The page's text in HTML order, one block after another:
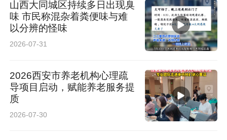
山西大同城区持续多日出现臭
味 市民称混杂着粪便味与难
以分辨的怪味
2026-07-31
2026西安市养老机构心理疏
导项目启动，赋能养老服务提
质
2026-07-30